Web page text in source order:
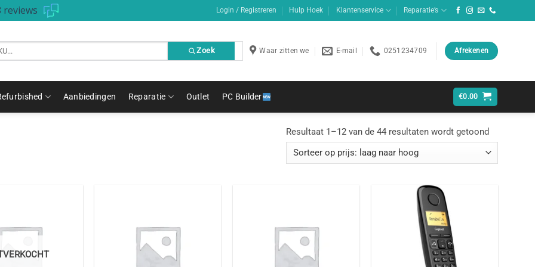
reviews Login / Registreren Hulp Hoek Klantenservice Reparatie’s
Zoek Waar zitten we E-mail 0251234709 Afrekenen
Aanbiedingen Reparatie Outlet PC Builder €0.00
Resultaat 1–12 van de 44 resultaten wordt getoondGesorteerd
op